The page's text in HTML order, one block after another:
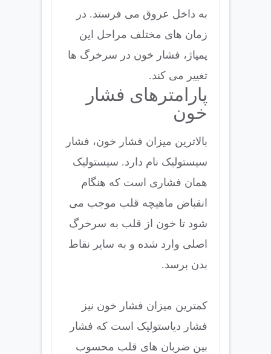
به داخل عروق می فرستد. در
زمان های مختلف مراحل این
پمپاژ، فشار خون در سرخرگ ها
تغییر می کند.
پارامترهای فشار
خون
بالاترین میزان فشار خون، فشار
سیستولیک نام دارد. سیستولیک
همان فشاری است که هنگام
انقباض ماهیچه قلب موجب می
شود تا خون از قلب به سرخرگ
اصلی وارد شده و به سایر نقاط
بدن برسد.
کمترین میزان فشار خون نیز
فشار دیاستولیک است که فشار
بین ضربان های قلب محسوب